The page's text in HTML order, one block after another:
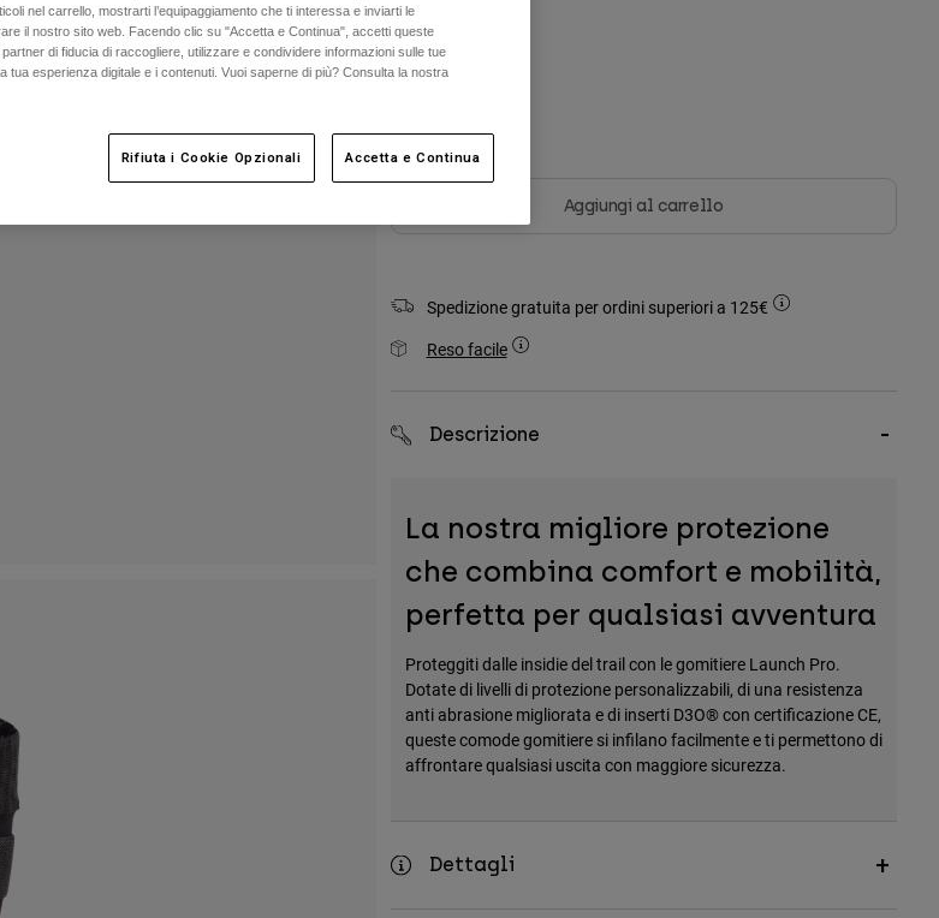
Colore -
selezionato
Aggiungi al carrello
Spedizione gratuita per ordini superiori a 125€
Reso facile
Descrizione
La nostra migliore protezione
che combina comfort e mobilità,
perfetta per qualsiasi avventura
Proteggiti dalle insidie del trail con le gomitiere Launch Pro.
Dotate di livelli di protezione personalizzabili, di una resistenza
anti abrasione migliorata e di inserti D3O® con certificazione CE,
queste comode gomitiere si infilano facilmente e ti permettono di
affrontare qualsiasi uscita con maggiore sicurezza.
Dettagli
nel carrello, mostrarti l’equipaggiamento che ti interessa e inviarti le
il nostro sito web. Facendo clic su "Accetta e Continua", accetti queste
di fiducia di raccogliere, utilizzare e condividere informazioni sulle tue
tua esperienza digitale e i contenuti. Vuoi saperne di più? Consulta la nostra
Rifiuta i Cookie Opzionali Accetta e Continua